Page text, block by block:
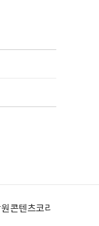
광주콘텐츠코리아